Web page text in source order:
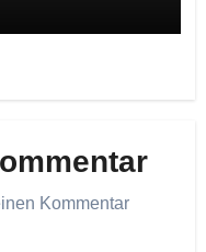
Kommentar